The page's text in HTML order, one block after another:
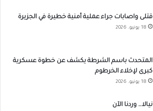
قتلى واصابات جراء عملية أمنية خطيرة في الجزيرة
18 يونيو، 2026
المتحدث باسم الشرطة يكشف عن خطوة عسكرية
كبرى لإخلاء الخرطوم
18 يونيو، 2026
نيالا… وردنا الآن